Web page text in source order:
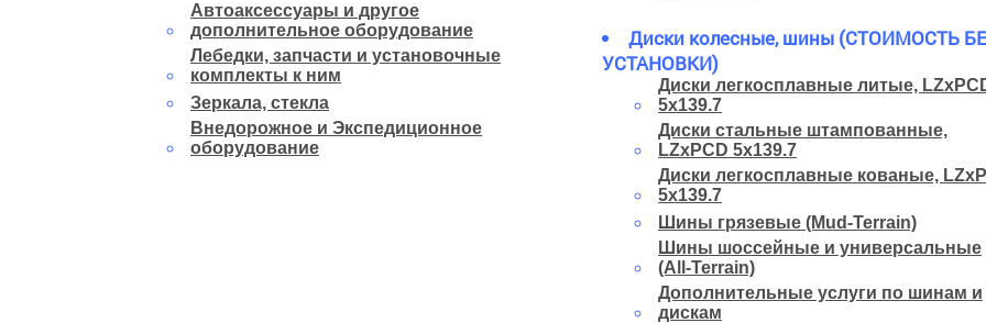
Автоаксессуары и другое
дополнительное оборудование
Лебедки, запчасти и установочные
комплекты к ним
Зеркала, стекла
Внедорожное и Экспедиционное
оборудование
Диски колесные, шины (СТОИМОСТЬ
УСТАНОВКИ)
Диски легкосплавные литые,
5x139.7
Диски стальные штампованные,
LZxPCD 5x139.7
Диски легкосплавные кованые,
5x139.7
Шины грязевые (Mud-Terrain)
Шины шоссейные и универсальные
(All-Terrain)
Дополнительные услуги по шинам и
дискам